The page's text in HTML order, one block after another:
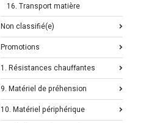
16. Transport matière
Non classifié(e)
Promotions
1. Résistances chauffantes
9. Matériel de préhension
10. Matériel périphérique